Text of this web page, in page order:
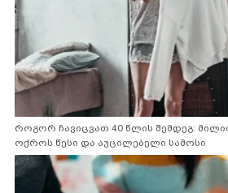
როგორ ჩავიცვათ 40 წლის შემდეგ:
ოქროს წესი და აუცილებელი სამოსი